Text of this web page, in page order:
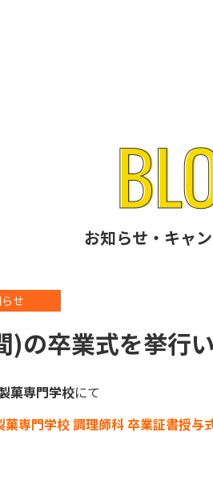
お知らせ・キャ
せ
)の卒業式を挙行
菓専門学校にて
菓専門学校 調理師科 卒業証書授与式